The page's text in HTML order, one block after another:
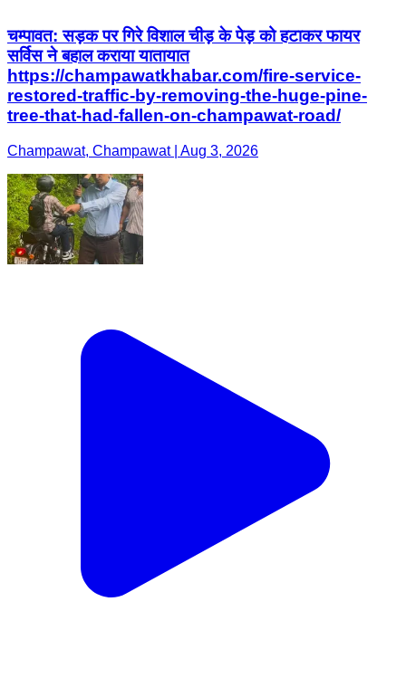
चम्पावत: सड़क पर गिरे विशाल चीड़ के पेड़ को हटाकर फायर
सर्विस ने बहाल कराया यातायात
https://champawatkhabar.com/fire-service-
restored-traffic-by-removing-the-huge-pine-
tree-that-had-fallen-on-champawat-road/
Champawat, Champawat | Aug 3, 2026